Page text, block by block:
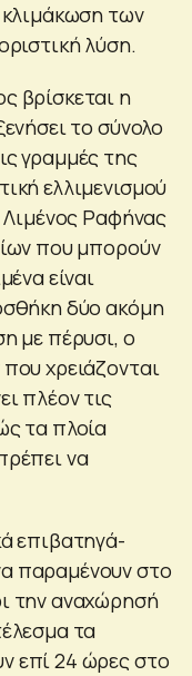
των
λύση.
βρίσκεται η
το σύνολο
γραμμές της
ελλιμενισμού
Λιμένος Ραφήνας
που μπορούν
είναι
δύο ακόμη
με πέρυσι, ο
χρειάζονται
πλέον τις
τα πλοία
να
επιβατηγά-
παραμένουν στο
την αναχώρησή
τα
επί 24 ώρες στο